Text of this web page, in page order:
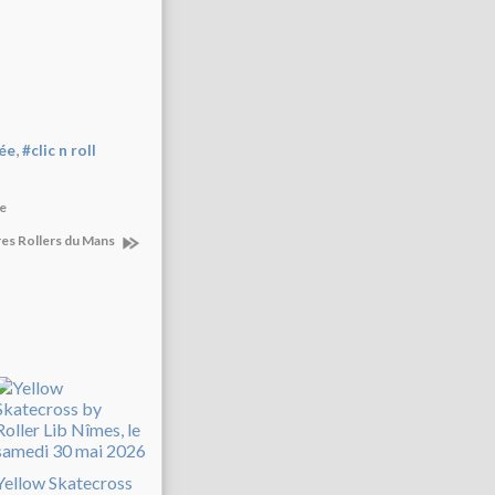
,#clic n roll
Rollers du Mans
Skatecross